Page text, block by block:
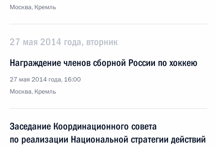
Москва, Кремль
27 мая 2014 года, вторник
Награждение членов сборной России по хоккею
27 мая 2014 года, 16:00
Москва, Кремль
Заседание Координационного совета
по реализации Национальной стратегии действий